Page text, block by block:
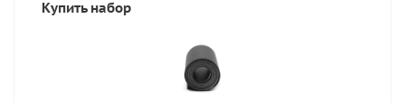
Купить набор